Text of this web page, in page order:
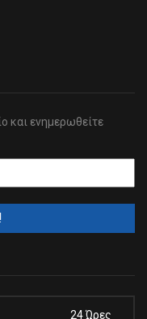
και ενημερωθείτε
24 Ώρες